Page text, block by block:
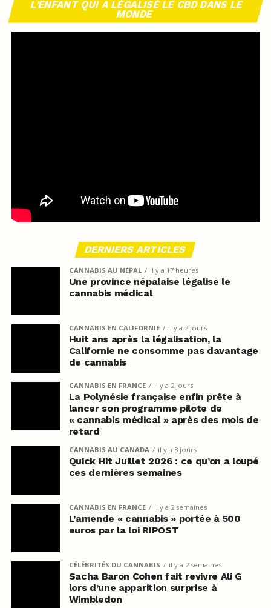
L’ENFANT QUI A LÉGALISÉ LE CBD DANS LE
MONDE
DERNIERS ARTICLES
CANNABIS AU NÉPAL il y a 17 heures
Une province népalaise légalise le
cannabis médical
CANNABIS EN CALIFORNIE il y a 2 jours
Huit ans après la légalisation, la
Californie ne consomme pas davantage
de cannabis
CANNABIS EN FRANCE il y a 2 jours
La Polynésie française enfin prête à
lancer son programme pilote de
« cannabis médical » après des mois de
retard
CANNABIS AU CANADA il y a 3 jours
Quick Hit Juillet 2026 : ce qu’on a loupé
ces dernières semaines
CANNABIS EN FRANCE il y a 2 semaines
L’amende « cannabis » portée à 500
euros par la loi RIPOST
CÉLÉBRITÉS DU CANNABIS il y a 2 semaines
Sacha Baron Cohen fait revivre Ali G
lors d’une apparition surprise à
Wimbledon